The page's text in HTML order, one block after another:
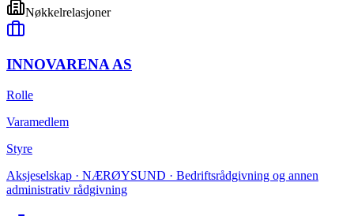
Nøkkelrelasjoner
INNOVARENA AS
Rolle
Varamedlem
Styre
Aksjeselskap · NÆRØYSUND · Bedriftsrådgivning og annen
administrativ rådgivning